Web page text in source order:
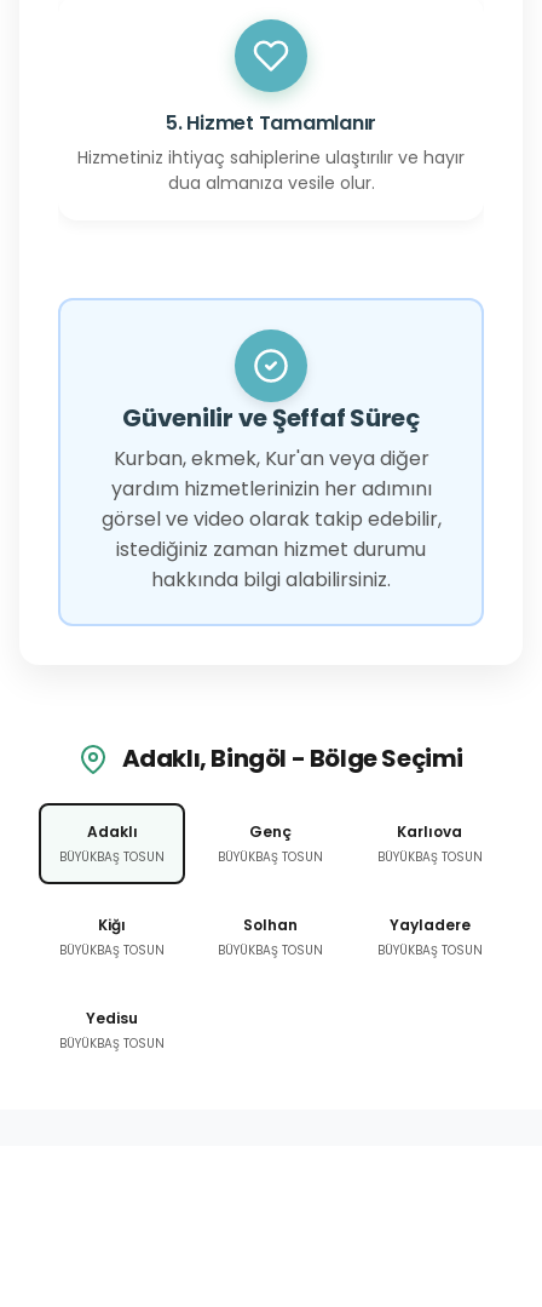
5. Hizmet Tamamlanır
Hizmetiniz ihtiyaç sahiplerine ulaştırılır ve hayır
dua almanıza vesile olur.
Güvenilir ve Şeffaf Süreç
Kurban, ekmek, Kur'an veya diğer
yardım hizmetlerinizin her adımını
görsel ve video olarak takip edebilir,
istediğiniz zaman hizmet durumu
hakkında bilgi alabilirsiniz.
Adaklı, Bingöl - Bölge Seçimi
Adaklı
BÜYÜKBAŞ TOSUN
Genç
BÜYÜKBAŞ TOSUN
Karlıova
BÜYÜKBAŞ TOSUN
Kiğı
BÜYÜKBAŞ TOSUN
Solhan
BÜYÜKBAŞ TOSUN
Yayladere
BÜYÜKBAŞ TOSUN
Yedisu
BÜYÜKBAŞ TOSUN